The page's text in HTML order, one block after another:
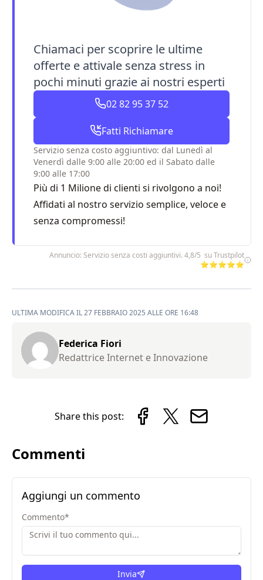
Chiamaci per scoprire le ultime
offerte e attivale senza stress in
pochi minuti grazie ai nostri esperti
02 82 95 37 52
Fatti Richiamare
Servizio senza costo aggiuntivo: dal Lunedì al
Venerdì dalle 9:00 alle 20:00 ed il Sabato dalle
9:00 alle 17:00
Più di 1 Milione di clienti si rivolgono a noi!
Affidati al nostro servizio semplice, veloce e
senza compromessi!
Annuncio: Servizio senza costi aggiuntivi. 4,8/5 su Trustpilot
⭐⭐⭐⭐⭐
ULTIMA MODIFICA IL 27 FEBBRAIO 2025 ALLE ORE 16:48
Federica Fiori
Redattrice Internet e Innovazione
Share this post:
Commenti
Aggiungi un commento
Commento*
Invia